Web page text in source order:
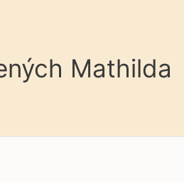
Mathilda